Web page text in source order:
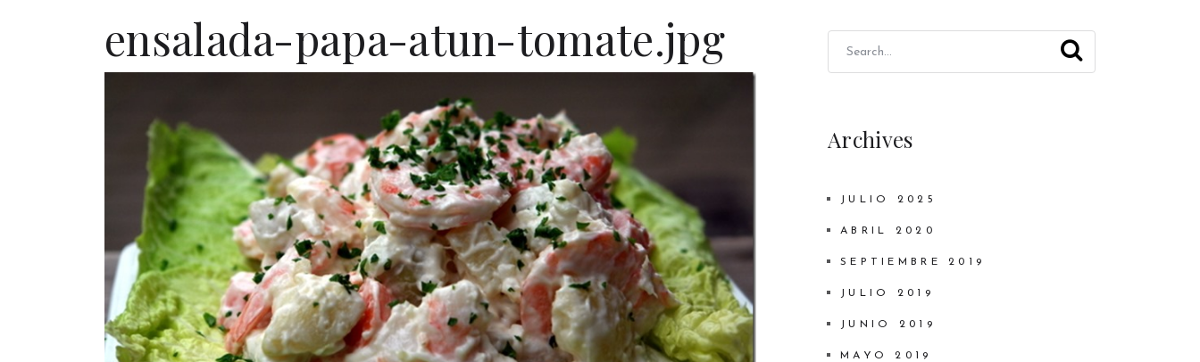
ensalada-papa-atun-tomate.jpg
Archives
JULIO 2025
ABRIL 2020
SEPTIEMBRE 2019
JULIO 2019
JUNIO 2019
MAYO 2019